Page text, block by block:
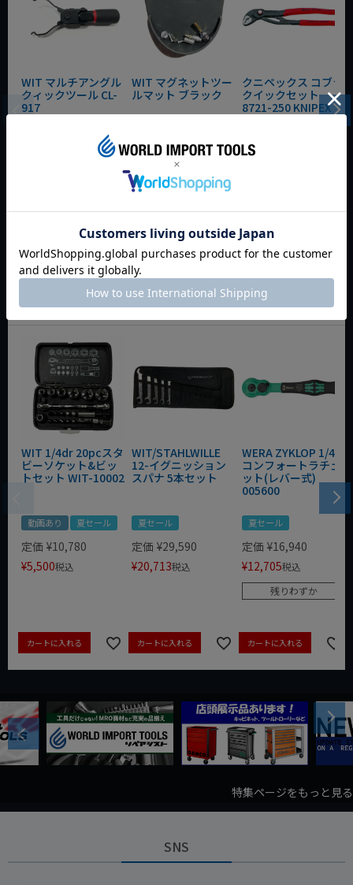
WIT マルチアングル
クィックツール CL-
917
夏セール
カートに入れる
WIT マグネットツー
ルマット ブラック
動画あり 夏セール
定価 ¥0
¥3,465
カートに入れる
クニペックス コブラ
クイックセット
8721-250 KNIPEX
動画あり
カートに入れる
今週のおすすめアイテム
WIT 1/4dr 20pcスタ
ビーソケット&ビッ
トセット WIT-10002
動画あり 夏セール
定価 ¥10,780
¥5,500税込
カートに入れる
WIT/STAHLWILLE
12-イグニッション
スパナ 5本セット
夏セール
定価 ¥29,590
¥20,713税込
カートに入れる
WERA ZYKLOP 1/4"
コンフォートラチェ
ット(レバー式)
005600
夏セール
定価 ¥16,940
¥12,705税込
残りわずか
カートに入れる
Previous
Next
特集ページをもっと見る
SNS